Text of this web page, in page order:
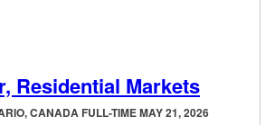
Residential Markets
CANADA FULL-TIME MAY 21, 2026